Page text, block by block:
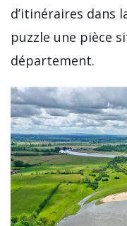
d’itinéraires dans
puzzle une pièce
département.